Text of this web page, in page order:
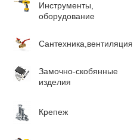
Инструменты,
оборудование
Сантехника,вентиляция
Замочно-скобянные
изделия
Крепеж